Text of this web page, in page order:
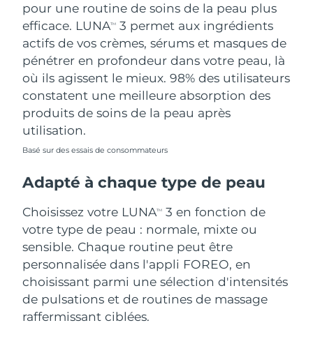
pour une routine de soins de la peau plus
efficace. LUNATM
3 permet aux ingrédients
actifs de vos crèmes, sérums et masques de
pénétrer en profondeur dans votre peau, là
où ils agissent le mieux. 98% des utilisateurs
constatent une meilleure absorption des
produits de soins de la peau après
utilisation.
Basé sur des essais de consommateurs
Adapté à chaque type de peau
Choisissez votre LUNATM
3 en fonction de
votre type de peau : normale, mixte ou
sensible. Chaque routine peut être
personnalisée dans l'appli FOREO, en
choisissant parmi une sélection d'intensités
de pulsations et de routines de massage
raffermissant ciblées.